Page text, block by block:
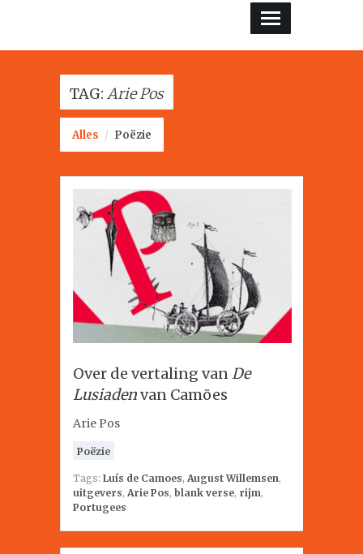
TAG: Arie Pos
Alles / Poëzie
Over de vertaling vanDe
Lusiadenvan Camões
Arie Pos
Poëzie
Tags: Luís de Camoes, August Willemsen,
uitgevers, Arie Pos, blank verse, rijm,
Portugees